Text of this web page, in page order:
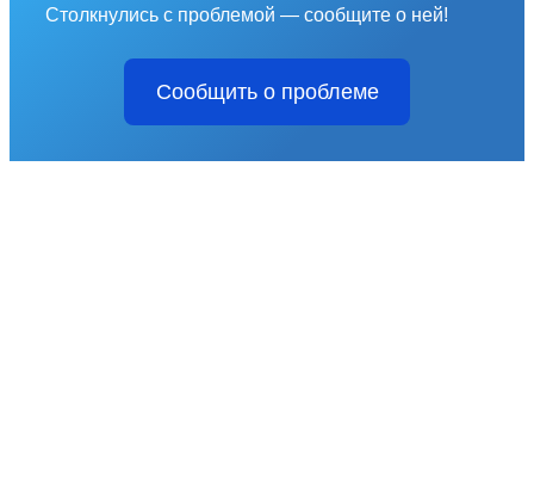
Столкнулись с проблемой — сообщите о ней!
Сообщить о проблеме